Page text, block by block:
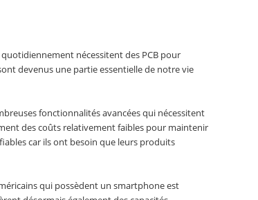
nécessitent des PCB pour
devenus une partie essentielle de notre vie
fonctionnalités avancées qui nécessitent
des coûts relativement faibles pour maintenir
car ils ont besoin que leurs produits
qui possèdent un smartphone est